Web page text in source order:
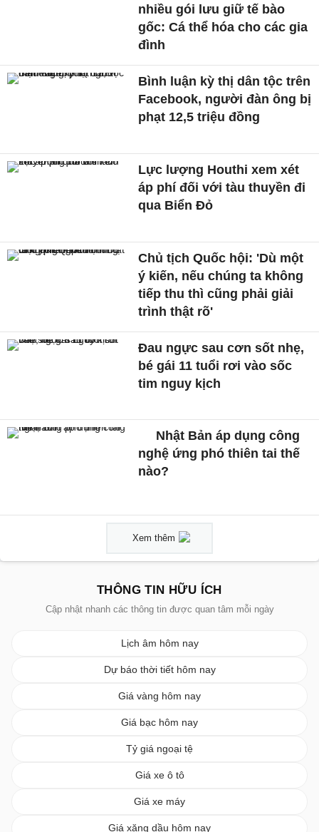
nhiều gói lưu giữ tế bào
gốc: Cá thể hóa cho các gia
đình
Bình luận kỳ thị dân tộc trên
Facebook, người đàn ông bị
phạt 12,5 triệu đồng
Lực lượng Houthi xem xét
áp phí đối với tàu thuyền đi
qua Biển Đỏ
Chủ tịch Quốc hội: 'Dù một
ý kiến, nếu chúng ta không
tiếp thu thì cũng phải giải
trình thật rõ'
Đau ngực sau cơn sốt nhẹ,
bé gái 11 tuổi rơi vào sốc
tim nguy kịch
Nhật Bản áp dụng công
nghệ ứng phó thiên tai thế
nào?
Xem thêm
THÔNG TIN HỮU ÍCH
Cập nhật nhanh các thông tin được quan tâm mỗi ngày
Lịch âm hôm nay
Dự báo thời tiết hôm nay
Giá vàng hôm nay
Giá bạc hôm nay
Tỷ giá ngoại tệ
Giá xe ô tô
Giá xe máy
Giá xăng dầu hôm nay